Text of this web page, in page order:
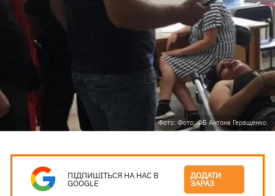
Фото: Фото: ФБ Антона Геращенко.
ПІДПИШІТЬСЯ НА НАС В
GOOGLE
ДОДАТИ
ЗАРАЗ